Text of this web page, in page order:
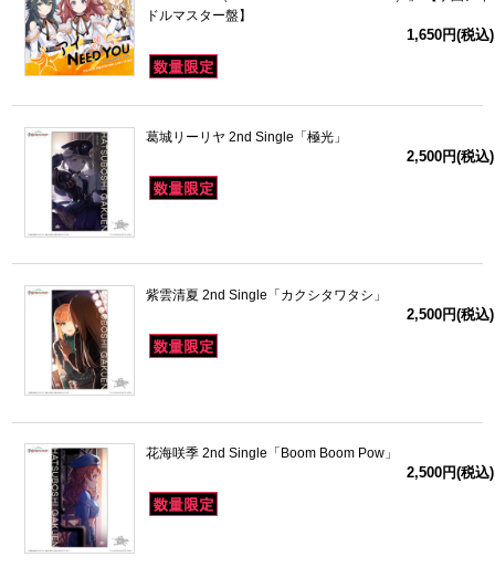
ドルマスター盤】
1,650円(税込)
葛城リーリヤ 2nd Single「極光」
2,500円(税込)
紫雲清夏 2nd Single「カクシタワタシ」
2,500円(税込)
花海咲季 2nd Single「Boom Boom Pow」
2,500円(税込)